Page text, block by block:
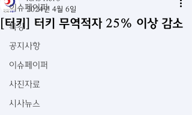
이슈페이퍼
특강
공지사항
이슈페이퍼
사진자료
시사뉴스
[터키] 터키 무역적자 25% 이상 감소
2024년 4월 6일